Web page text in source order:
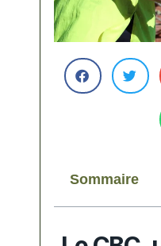
Sommaire